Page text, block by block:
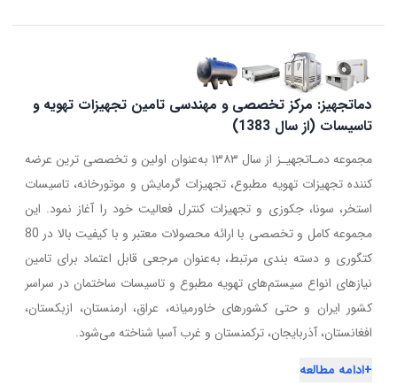
دماتجهیز: مرکز تخصصی و مهندسی تامین تجهیزات تهویه و
تاسیسات (از سال 1383)
مجموعه دمـاتجهیـز از سال ۱۳۸۳ به‌عنوان اولین و تخصصی ترین عرضه
کننده تجهیزات تهویه مطبوع، تجهیزات گرمایش و موتورخانه، تاسیسات
استخر، سونا، جکوزی و تجهیزات کنترل فعالیت خود را آغاز نمود. این
مجموعه کامل و تخصصی با ارائه محصولات معتبر و با کیفیت بالا در 80
کتگوری و دسته بندی مرتبط، به‌عنوان مرجعی قابل اعتماد برای تامین
نیازهای انواع سیستم‌های تهویه مطبوع و تاسیسات ساختمان در سراسر
کشور ایران و حتی کشورهای خاورمیانه، عراق، ارمنستان، ازبکستان،
افغانستان، آذربایجان، ترکمنستان و غرب آسیا شناخته می‌شود.
+ادامه مطالعه